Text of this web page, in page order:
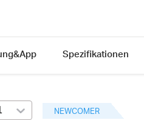
Spezifikationen
Press enter to open version list
NEWCOMER